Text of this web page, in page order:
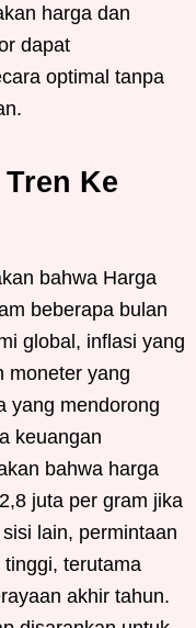
harga dan
dapat
optimal tanpa
Ke
bahwa Harga
beberapa bulan
global, inflasi yang
moneter yang
yang mendorong
keuangan
bahwa harga
juta per gram jika
lain, permintaan
terutama
akhir tahun.